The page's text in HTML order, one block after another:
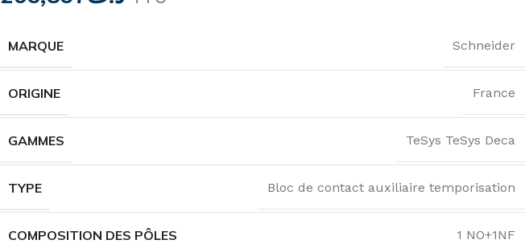
MARQUE Schneider
ORIGINE France
GAMMES TeSys TeSys Deca
TYPE Bloc de contact auxiliaire temporisation
COMPOSITION DES PÔLES 1 NO+1NF